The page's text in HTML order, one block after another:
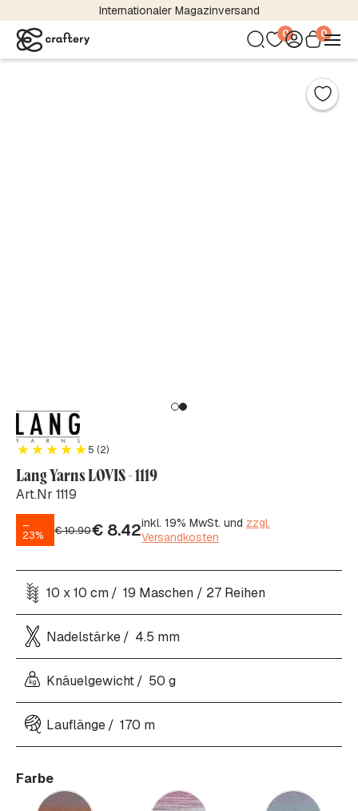
Internationaler Magazinversand
0 0
5 (2)
Lang Yarns LOVIS - 1119
Art.Nr 1119
–
23% €10.90€8.42inkl. 19% MwSt. und zzgl.
Versandkosten
10 x 10 cm 19 Maschen / 27 Reihen
Nadelstärke 4.5 mm
Knäuelgewicht 50 g
Lauflänge 170 m
Farbe